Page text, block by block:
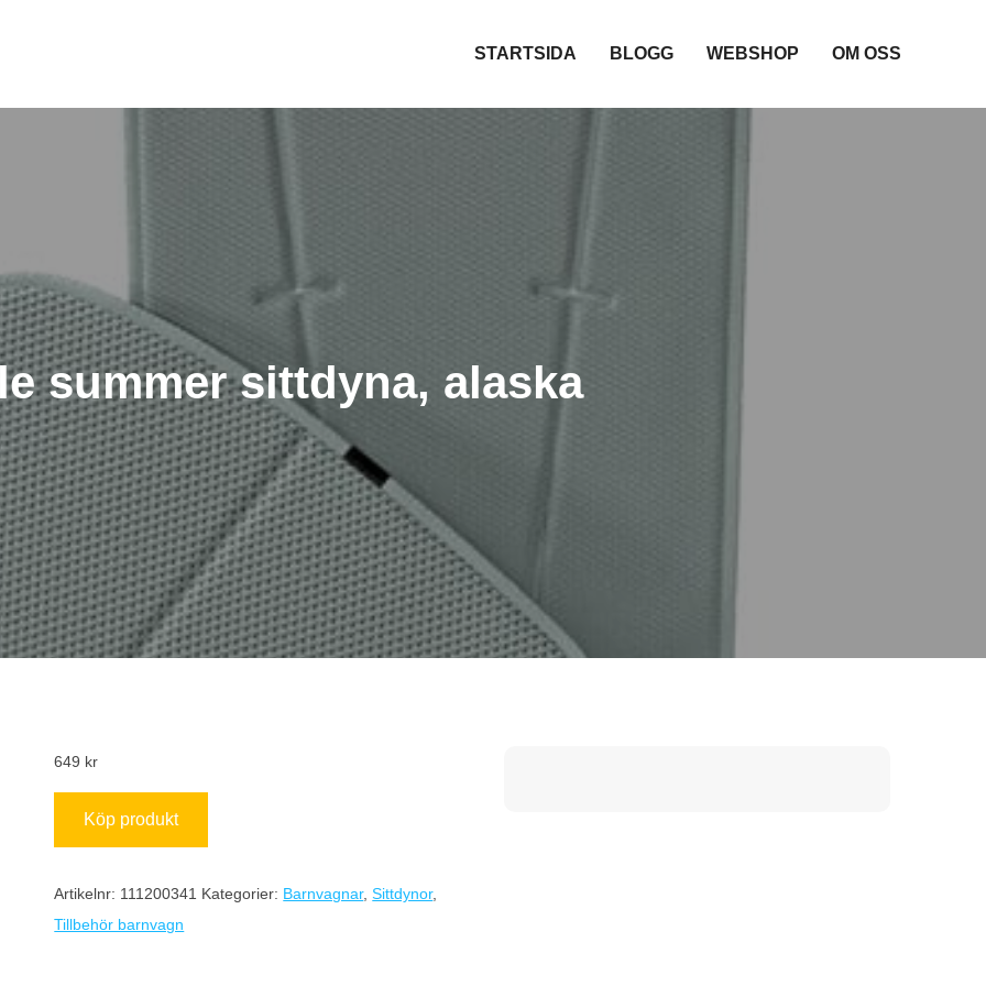
STARTSIDA BLOGG WEBSHOP OM OSS
summer sittdyna, alaska
649 kr
Köp produkt
Artikelnr: 111200341 Kategorier: Barnvagnar,Sittdynor,
Tillbehör barnvagn